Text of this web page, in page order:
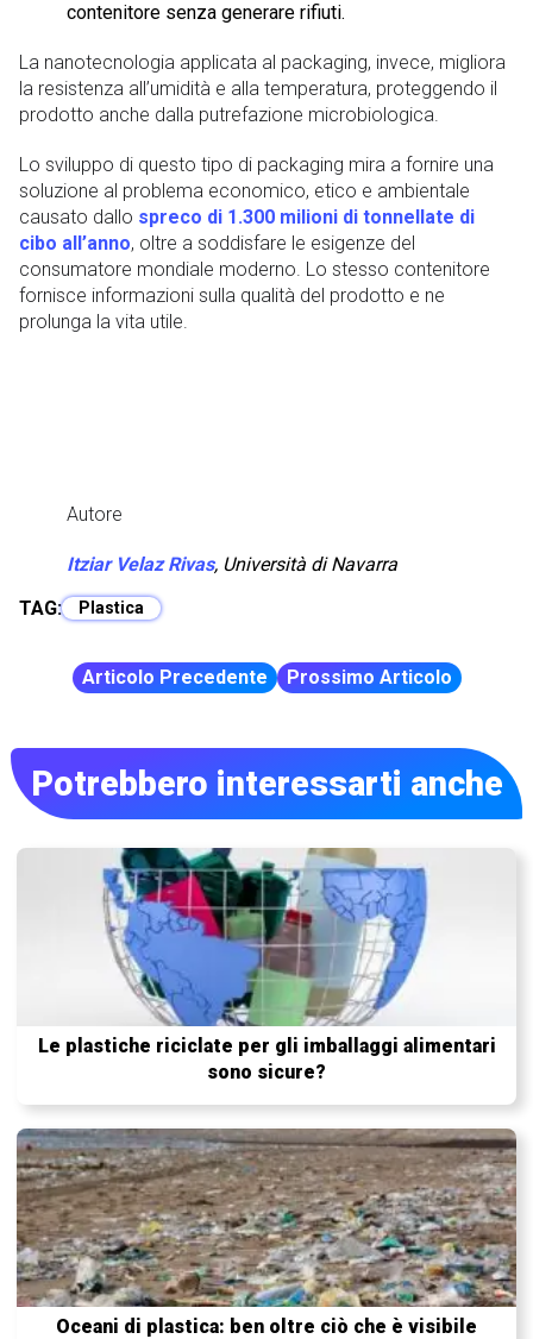
contenitore senza generare rifiuti.
La nanotecnologia applicata al packaging, invece, migliora
la resistenza all’umidità e alla temperatura, proteggendo il
prodotto anche dalla putrefazione microbiologica.
Lo sviluppo di questo tipo di packaging mira a fornire una
soluzione al problema economico, etico e ambientale
causato dallo spreco di 1.300 milioni di tonnellate di
cibo all’anno, oltre a soddisfare le esigenze del
consumatore mondiale moderno. Lo stesso contenitore
fornisce informazioni sulla qualità del prodotto e ne
prolunga la vita utile.
Autore
Itziar Velaz Rivas, Università di Navarra
TAG:
Plastica
Articolo Precedente Prossimo Articolo
Potrebbero interessarti anche
Le plastiche riciclate per gli imballaggi alimentari
sono sicure?
Oceani di plastica: ben oltre ciò che è visibile